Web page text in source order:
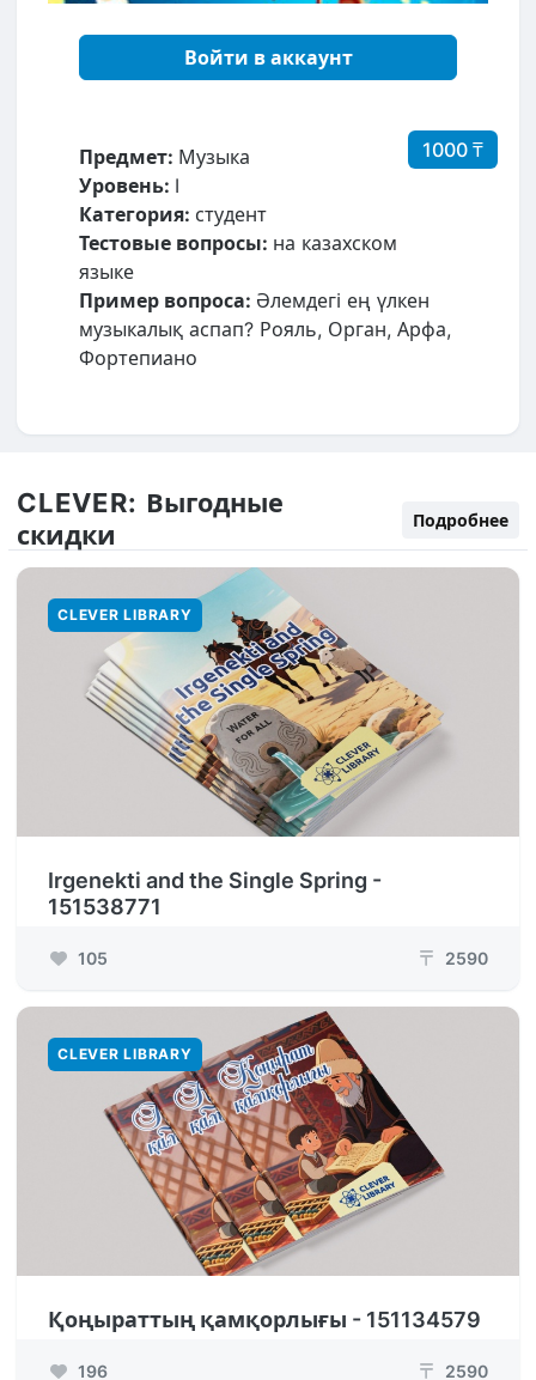
Войти в аккаунт
1000 ₸
Предмет: Музыка
Уровень: I
Категория: студент
Тестовые вопросы: на казахском
языке
Пример вопроса: Әлемдегі ең үлкен
музыкалық аспап? Рояль, Орган, Арфа,
Фортепиано
CLEVER: Выгодные
скидки
Подробнее
CLEVER LIBRARY
Irgenekti and the Single Spring -
151538771
105 ₸ 2590
CLEVER LIBRARY
Қоңыраттың қамқорлығы - 151134579
196 ₸ 2590